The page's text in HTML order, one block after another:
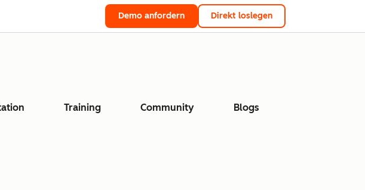
Demo anfordern Direkt loslegen
Training Community Blogs